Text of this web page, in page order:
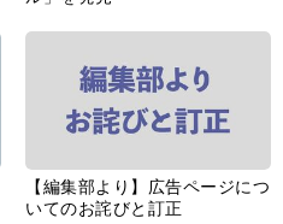
【編集部より】広告ページにつ
いてのお詫びと訂正